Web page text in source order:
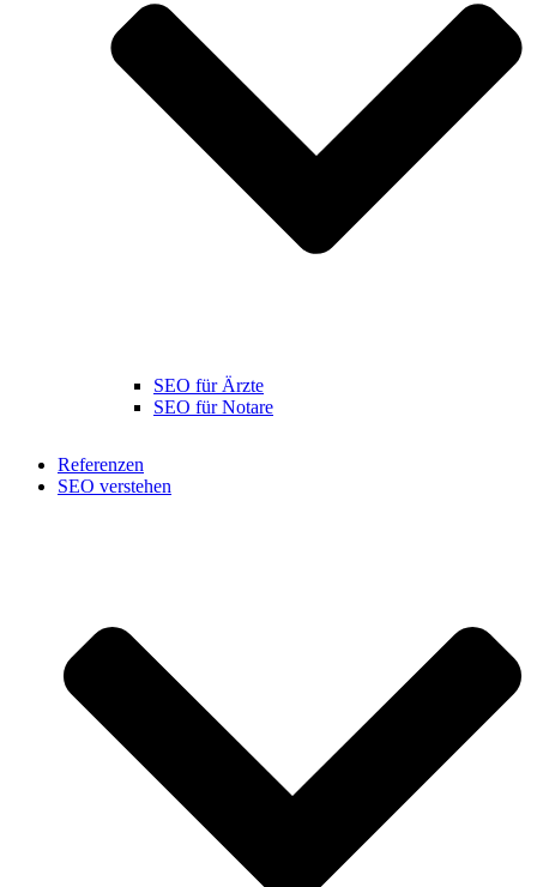
SEO für Ärzte
SEO für Notare
Referenzen
SEO verstehen